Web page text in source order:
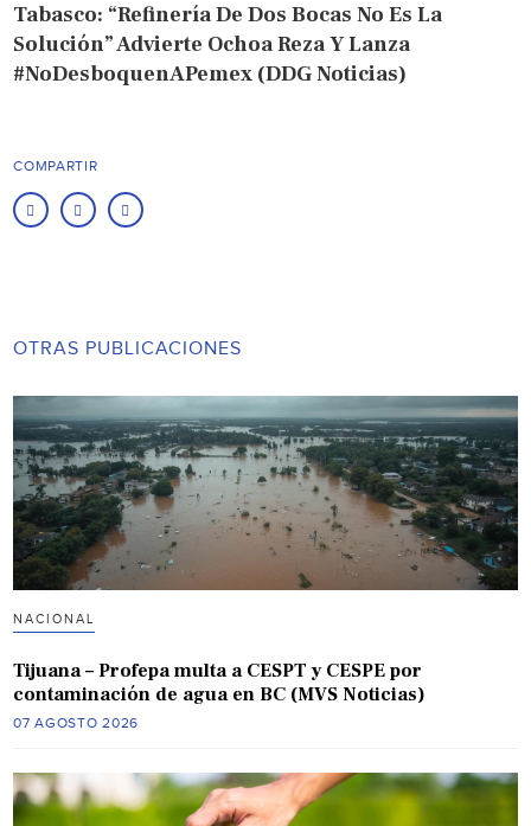
Tabasco: “Refinería De Dos Bocas No Es La
Solución” Advierte Ochoa Reza Y Lanza
#NoDesboquenAPemex (DDG Noticias)
COMPARTIR
OTRAS PUBLICACIONES
NACIONAL
Tijuana – Profepa multa a CESPT y CESPE por
contaminación de agua en BC (MVS Noticias)
07 AGOSTO 2026